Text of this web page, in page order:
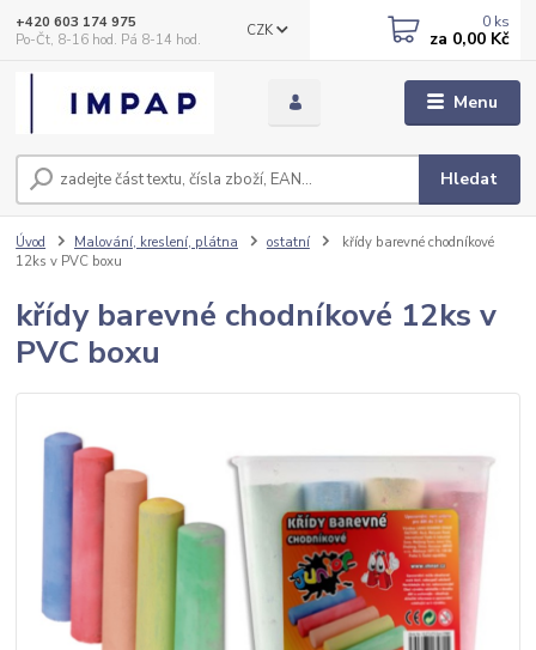
Menu
CZK
Hledat
+420 603 174 975
Po-Čt, 8-16 hod. Pá 8-14 hod.
0 ks
za 0,00 Kč
Úvod Malování, kreslení, plátna ostatní
křídy barevné chodníkové
12ks v PVC boxu
křídy barevné chodníkové 12ks v
PVC boxu